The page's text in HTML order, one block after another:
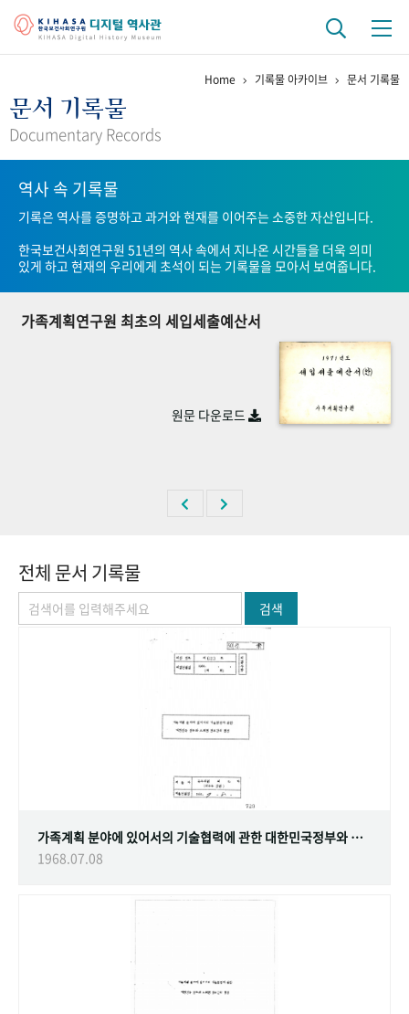
걸어온 길 기관 변천사
연구 역사
정책과 연구 키워드로 보는 연구 역사
연구자들
기록물 아카이브
사진 아카이브 문서 기록물 행정박물
숫자로 보는 50년 50+1주년 광장
Home 기록물 아카이브 문서 기록물
문서 기록물
Documentary Records
역사 속 기록물
기록은 역사를 증명하고 과거와 현재를 이어주는 소중한 자산입니다.
한국보건사회연구원 51년의 역사 속에서 지나온 시간들을 더욱 의미
있게 하고 현재의 우리에게 초석이 되는 기록물을 모아서 보여줍니다.
가족계획연구원 최초의 세입세출예산서
원문 다운로드
전체 문서 기록물
검색
가족계획 분야에 있어서의 기술협력에 관한 대한민국정부와 스웨덴 정부간의 협정
1968.07.08